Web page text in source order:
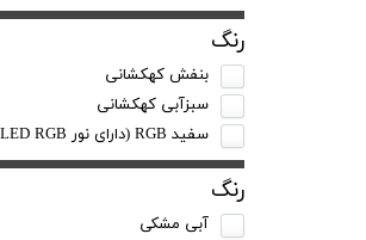
رنگ
بنفش کهکشانی
سبزآبی کهکشانی
سفید RGB (دارای نور LED RGB)
رنگ
آبی مشکی